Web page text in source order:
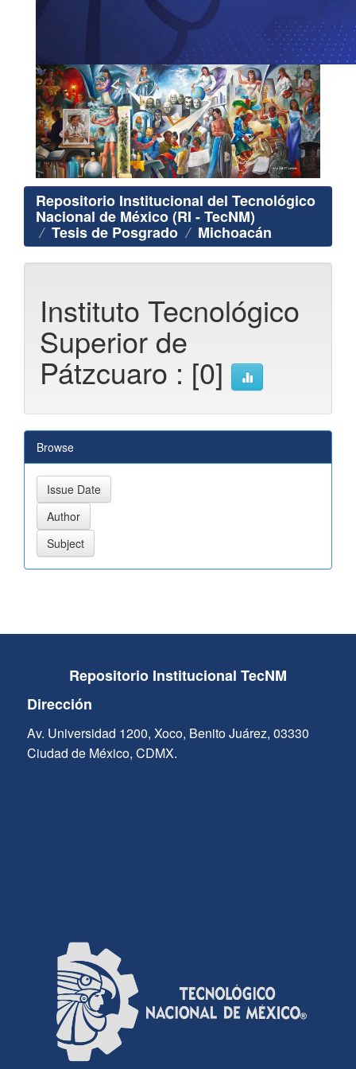
Repositorio Institucional del Tecnológico
Nacional de México (RI - TecNM)
Tesis de Posgrado Michoacán
Instituto Tecnológico
Superior de
Pátzcuaro : [0]
Browse
Repositorio Institucional TecNM
Dirección
Av. Universidad 1200, Xoco, Benito Juárez, 03330
Ciudad de México, CDMX.